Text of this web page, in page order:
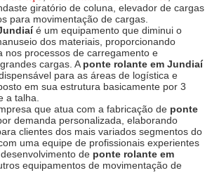
giratório de coluna, elevador de cargas
para movimentação de cargas.
é um equipamento que diminui o
dos materiais, proporcionando
nos processos de carregamento e
cargas. Aponte rolante em Jundiaí
para as áreas de logística e
em sua estrutura basicamente por 3
a talha.
que atua com a fabricação de ponte
demanda personalizada, elaborando
clientes dos mais variados segmentos do
uma equipe de profissionais experientes
de ponte rolante em
equipamentos de movimentação de